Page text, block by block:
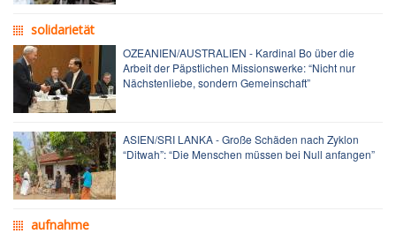
solidarietät
OZEANIEN/AUSTRALIEN - Kardinal Bo über die
Arbeit der Päpstlichen Missionswerke: “Nicht nur
Nächstenliebe, sondern Gemeinschaft”
ASIEN/SRI LANKA - Große Schäden nach Zyklon
“Ditwah”: “Die Menschen müssen bei Null anfangen”
aufnahme